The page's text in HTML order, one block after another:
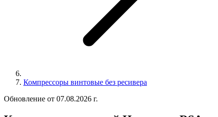
Компрессоры винтовые без ресивера
Обновление от 07.08.2026 г.